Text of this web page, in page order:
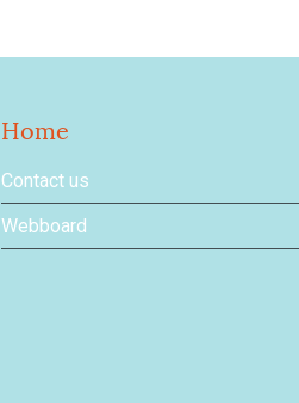
Home
Contact us
Webboard